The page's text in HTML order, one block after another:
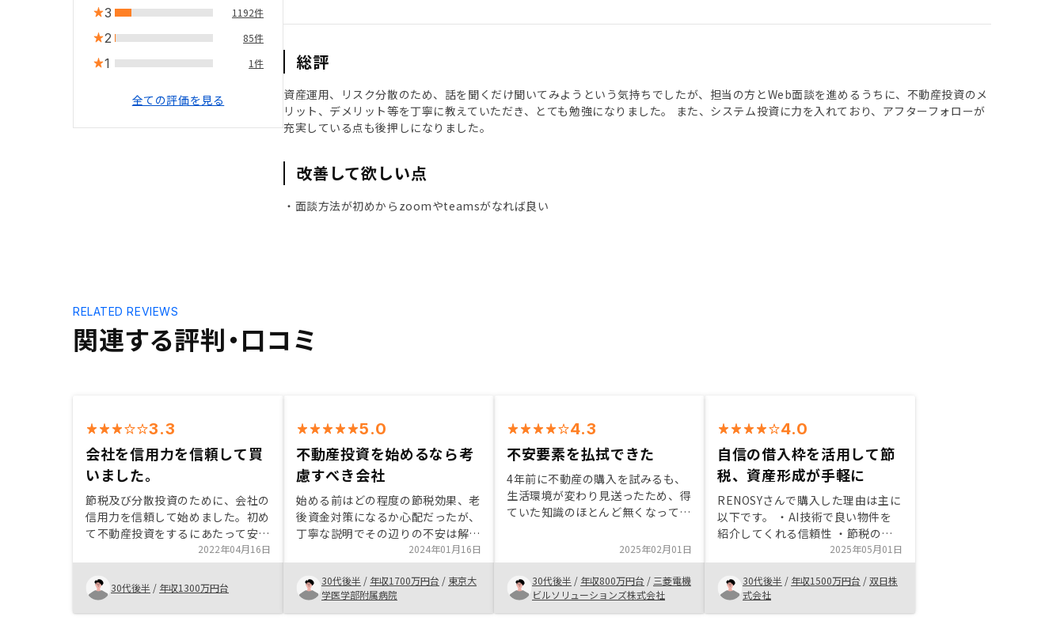
3 1192件
2 85件
1 1件
全ての評価を見る
総評
資産運用、リスク分散のため、話を聞くだけ聞いてみようという気持ちでしたが、担当の方とWeb面談を進めるうちに、不動産投資のメ
リット、デメリット等を丁寧に教えていただき、とても勉強になりました。 また、システム投資に力を入れており、アフターフォローが
充実している点も後押しになりました。
改善して欲しい点
・面談方法が初めからzoomやteamsがなれば良い
関連する評判・口コミ
RELATED REVIEWS
3.3
会社を信用力を信頼して買
いました。
節税及び分散投資のために、会社の
信用力を信頼して始めました。初め
て不動産投資をするにあたって安心
できるよう回数を重ねてご説明いた
だいた点がよかったです。市況など
不安材料もありますが、様子を見て
2件目を考えたいです。ワイドプラ
ンの手数料値下げ。提携金融機関の
2022年04月16日
30代後半 / 年収1300万円台
5.0
不動産投資を始めるなら考
慮すべき会社
始める前はどの程度の節税効果、老
後資金対策になるか心配だったが、
丁寧な説明でその辺りの不安は解消
された。立地条件を選べば価格の下
落も少なく、有利な条件で運用が行
えると感じている。ある程度の余剰
資金があればお勧めできる資産運用
法だと感じている。
2024年01月16日
30代後半 / 年収1700万円台 / 東京大
学医学部附属病院
4.3
不安要素を払拭できた
4年前に不動産の購入を試みるも、
生活環境が変わり見送ったため、得
ていた知識のほとんど無くなってい
摯に説明してくれ納得した上で購入
できた。 もう少し物件を確認して
みたかったのもあるが、許容範囲と
感じ購入に踏み切った。
2025年02月01日
30代後半 / 年収800万円台 / 三菱電機
ビルソリューションズ株式会社
4.0
自信の借入枠を活用して節
税、資産形成が手軽に
RENOSYさんで購入した理由は主に
以下です。 ・AI技術で良い物件を
紹介してくれる信頼性 ・節税のメ
カニズムやリスクに対する対応など
が明確で分かり安かったため ・手
軽に始められて、手軽に管理でき
る、サポート体制も魅力 ・スタッ
フさんの連携体制、レスポンスの早
2025年05月01日
30代後半 / 年収1500万円台 /双日株
式会社